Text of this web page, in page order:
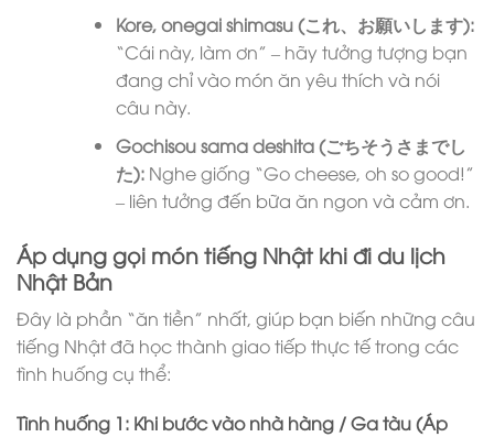
Kore, onegai shimasu (これ、お願いします):
“Cái này, làm ơn” – hãy tưởng tượng bạn
đang chỉ vào món ăn yêu thích và nói
câu này.
Gochisou sama deshita (ごちそうさまでし
た):Nghe giống “Go cheese, oh so good!”
– liên tưởng đến bữa ăn ngon và cảm ơn.
Áp dụng gọi món tiếng Nhật khi đi du lịch
Nhật Bản
Đây là phần “ăn tiền” nhất, giúp bạn biến những câu
tiếng Nhật đã học thành giao tiếp thực tế trong các
tình huống cụ thể:
Tình huống 1: Khi bước vào nhà hàng / Ga tàu (Áp